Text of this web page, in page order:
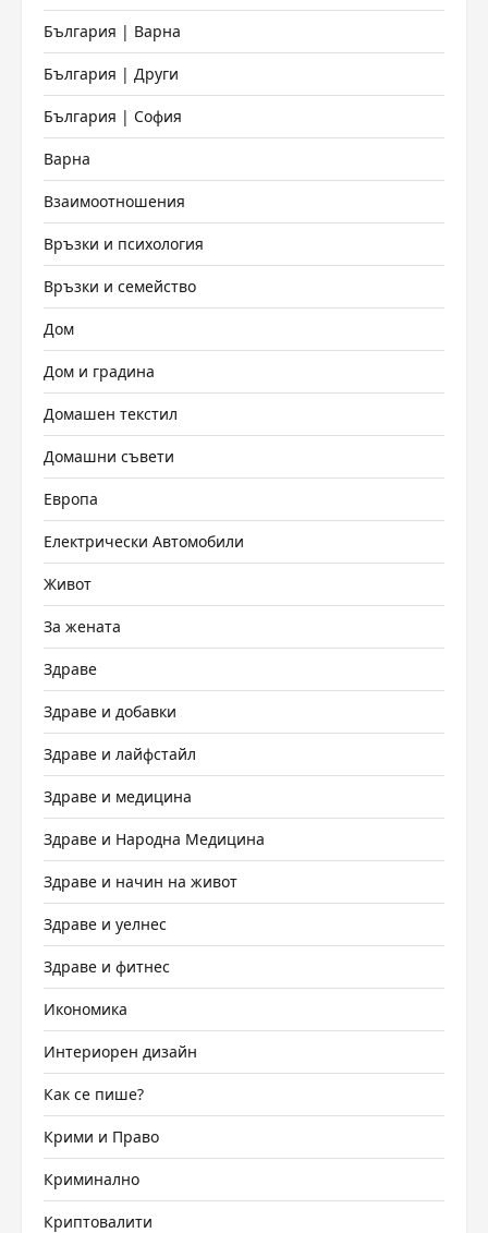
България | Варна
България | Други
България | София
Варна
Взаимоотношения
Връзки и психология
Връзки и семейство
Дом
Дом и градина
Домашен текстил
Домашни съвети
Европа
Електрически Автомобили
Живот
За жената
Здраве
Здраве и добавки
Здраве и лайфстайл
Здраве и медицина
Здраве и Народна Медицина
Здраве и начин на живот
Здраве и уелнес
Здраве и фитнес
Икономика
Интериорен дизайн
Как се пише?
Крими и Право
Криминално
Криптовалити